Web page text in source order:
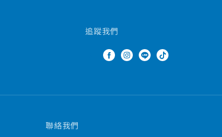
追蹤我們
聯絡我們